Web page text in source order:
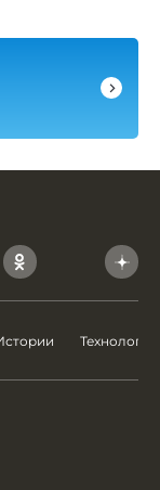
Технологии